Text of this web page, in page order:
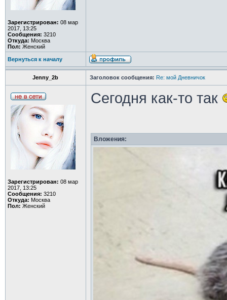
Зарегистрирован: 08 мар
2017, 13:25
Сообщения: 3210
Откуда: Москва
Пол: Женский
Вернуться к началу
Jenny_2b Заголовок сообщения: Re: мой Дневничок
Зарегистрирован: 08 мар
2017, 13:25
Сообщения: 3210
Откуда: Москва
Пол: Женский
Сегодня как-то так
Вложения: